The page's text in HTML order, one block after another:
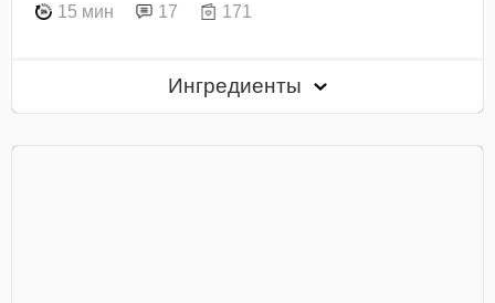
15 мин 17 171
Ингредиенты